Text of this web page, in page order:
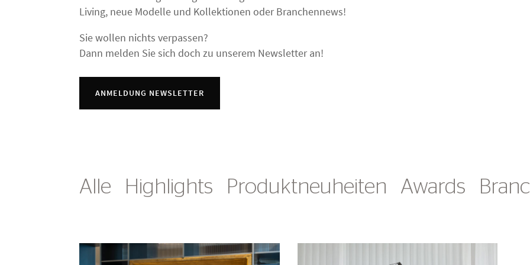
Living, neue Modelle und Kollektionen oder Branchennews!
Sie wollen nichts verpassen?
Dann melden Sie sich doch zu unserem Newsletter an!
ANMELDUNG NEWSLETTER
Alle Highlights Produktneuheiten Awards